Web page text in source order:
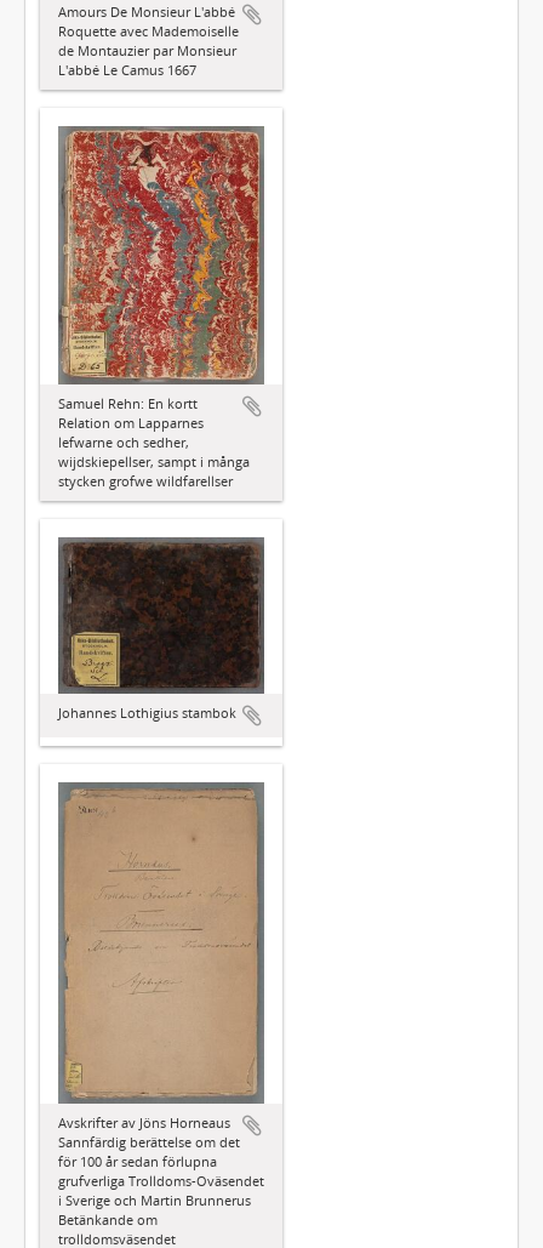
Amours De Monsieur L'abbé
Roquette avec Mademoiselle
de Montauzier par Monsieur
L'abbé Le Camus 1667
Samuel Rehn: En kortt
Relation om Lapparnes
lefwarne och sedher,
wijdskiepellser, sampt i många
stycken grofwe wildfarellser
Johannes Lothigius stambok
Avskrifter av Jöns Horneaus
Sannfärdig berättelse om det
för 100 år sedan förlupna
grufverliga Trolldoms-Oväsendet
i Sverige och Martin Brunnerus
Betänkande om
trolldomsväsendet